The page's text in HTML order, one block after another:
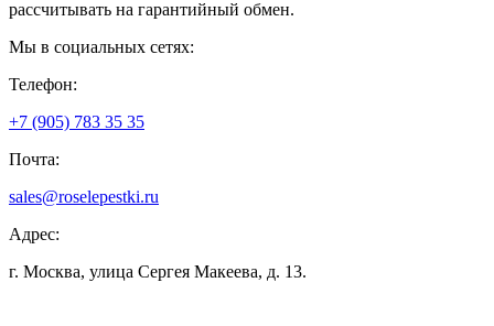
рассчитывать на гарантийный обмен.
Мы в социальных сетях:
Телефон:
+7 (905) 783 35 35
Почта:
sales@roselepestki.ru
Адрес:
г. Москва, улица Сергея Макеева, д. 13.